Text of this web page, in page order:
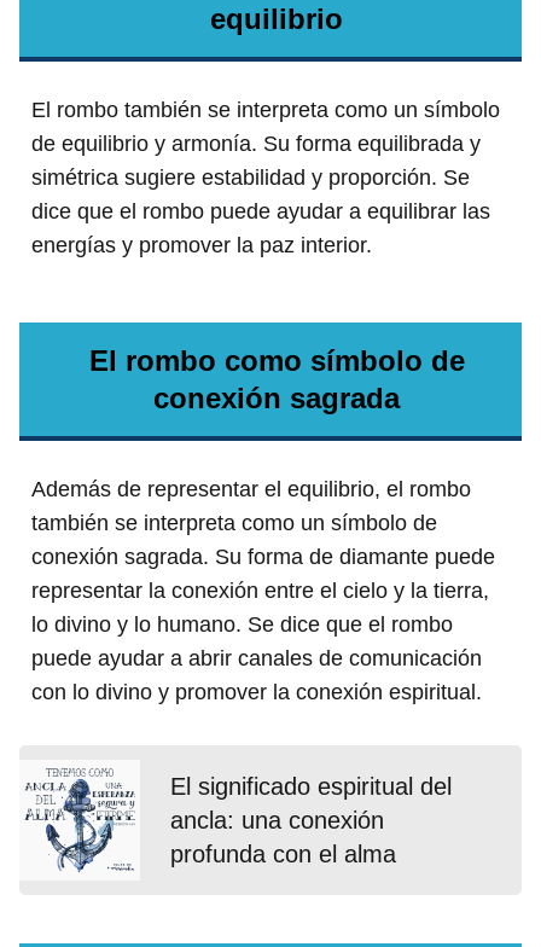
equilibrio
El rombo también se interpreta como un símbolo
de equilibrio y armonía. Su forma equilibrada y
simétrica sugiere estabilidad y proporción. Se
dice que el rombo puede ayudar a equilibrar las
energías y promover la paz interior.
El rombo como símbolo de
conexión sagrada
Además de representar el equilibrio, el rombo
también se interpreta como un símbolo de
conexión sagrada. Su forma de diamante puede
representar la conexión entre el cielo y la tierra,
lo divino y lo humano. Se dice que el rombo
puede ayudar a abrir canales de comunicación
con lo divino y promover la conexión espiritual.
El significado espiritual del
ancla: una conexión
profunda con el alma